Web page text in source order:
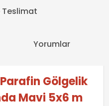
Yorumlar
Gölgelik
Mavi 5x6 m